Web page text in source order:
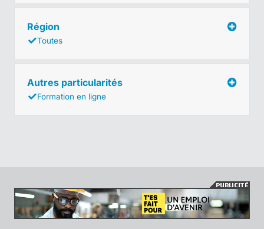
Région
Toutes
Autres particularités
Formation en ligne